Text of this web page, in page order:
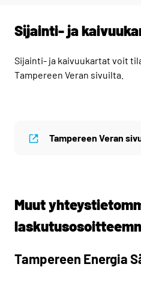
Sijainti- ja
Sijainti- ja kaivuukartat voit
Tampereen Veran sivuilta.
Tampereen Veran
Muut
Tampereen Energia